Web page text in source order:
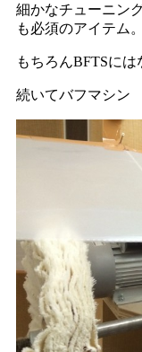
細かなチューニン
も必須のアイテム。
もちろんBFTSには
続いてバフマシン